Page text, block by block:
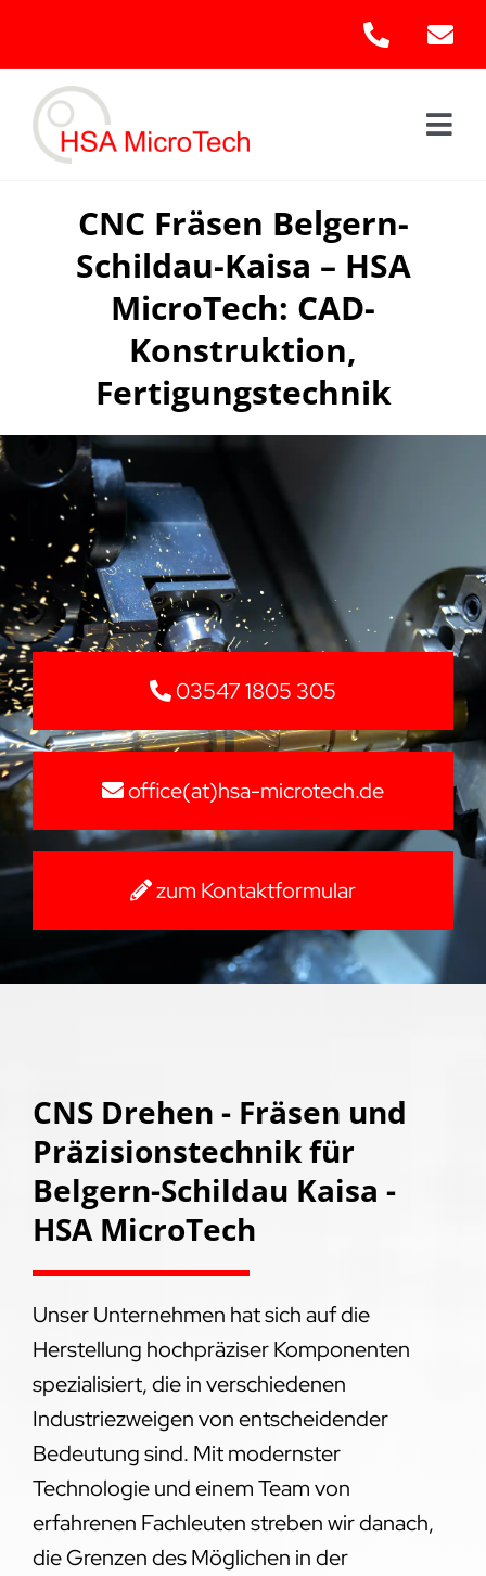
content
CNC Fräsen Belgern-
Schildau-Kaisa – HSA
MicroTech: CAD-
Konstruktion,
Fertigungstechnik
03547 1805 305
office(at)hsa-microtech.de
zum Kontaktformular
CNS Drehen - Fräsen und
Präzisionstechnik für
Belgern-Schildau Kaisa -
HSA MicroTech
Unser Unternehmen hat sich auf die
Herstellung hochpräziser Komponenten
spezialisiert, die in verschiedenen
Industriezweigen von entscheidender
Bedeutung sind. Mit modernster
Technologie und einem Team von
erfahrenen Fachleuten streben wir danach,
die Grenzen des Möglichen in der